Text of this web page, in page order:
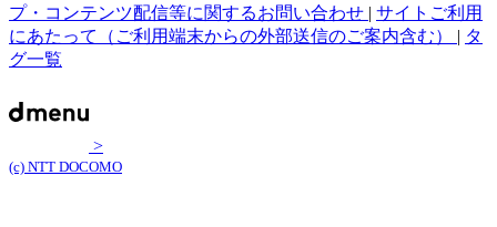
プ・コンテンツ配信等に関するお問い合わせ | サイトご利用
にあたって（ご利用端末からの外部送信のご案内含む） | タ
グ一覧
>
(c) NTT DOCOMO